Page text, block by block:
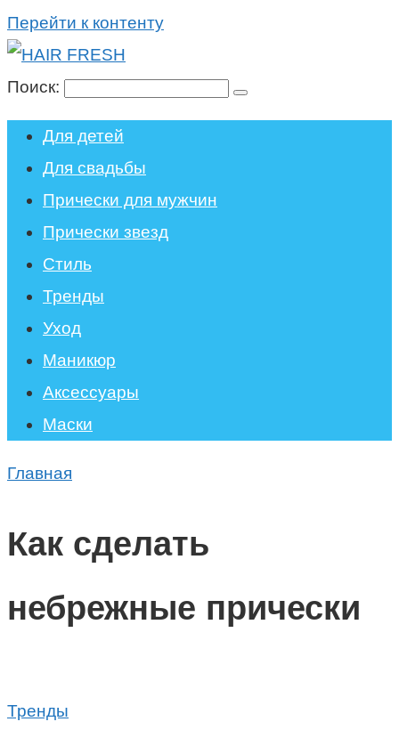
Перейти к контенту
Поиск:
Для детей
Для свадьбы
Прически для мужчин
Прически звезд
Стиль
Тренды
Уход
Маникюр
Аксессуары
Маски
Главная
Как сделать
небрежные прически
Тренды